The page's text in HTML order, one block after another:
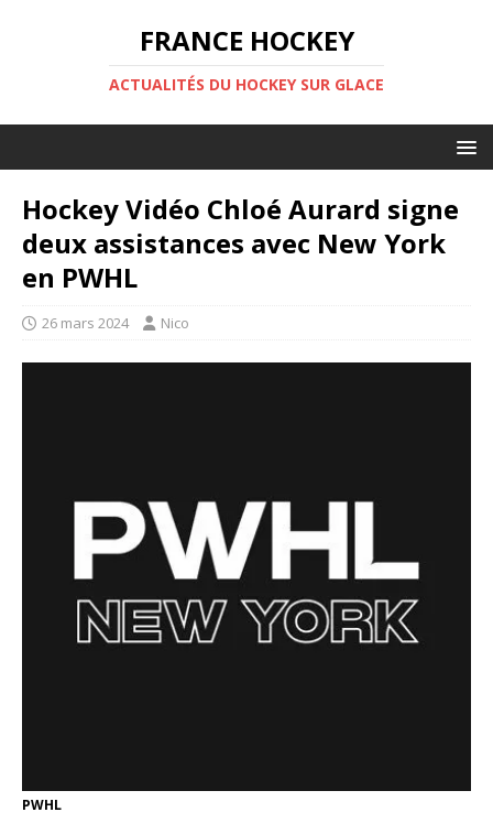
FRANCE HOCKEY
ACTUALITÉS DU HOCKEY SUR GLACE
Hockey Vidéo Chloé Aurard signe
deux assistances avec New York
en PWHL
26 mars 2024 Nico
PWHL